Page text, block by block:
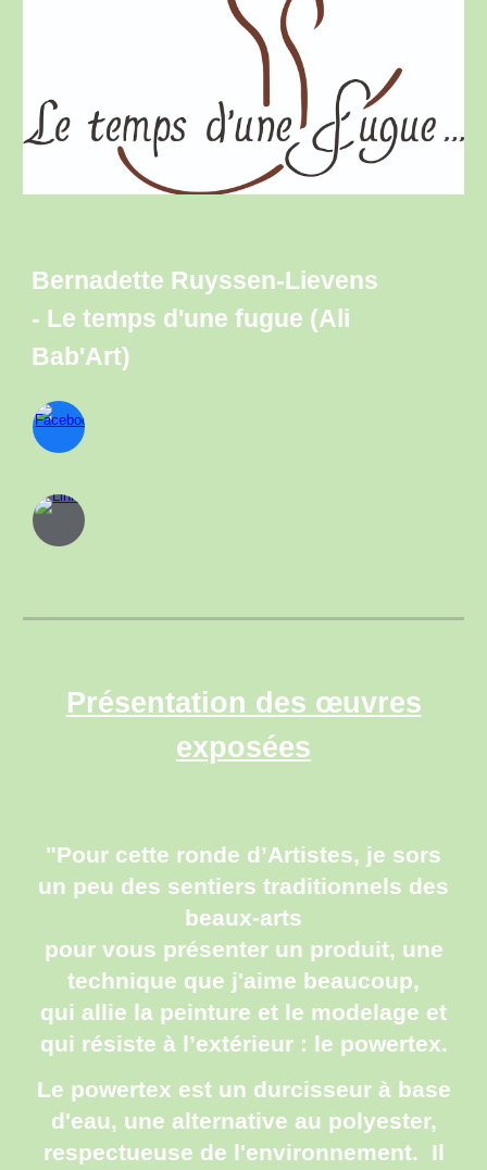
Bernadette Ruyssen-Lievens
- Le temps d'une fugue (Ali
Bab'Art)
Présentation des œuvres
exposées
"Pour cette ronde d’Artistes, je sors
un peu des sentiers traditionnels des
beaux-arts
pour vous présenter un produit, une
technique que j'aime beaucoup,
qui allie la peinture et le modelage et
qui résiste à l’extérieur : le powertex.
Le powertex est un durcisseur à base
d'eau, une alternative au polyester,
respectueuse de l'environnement. Il